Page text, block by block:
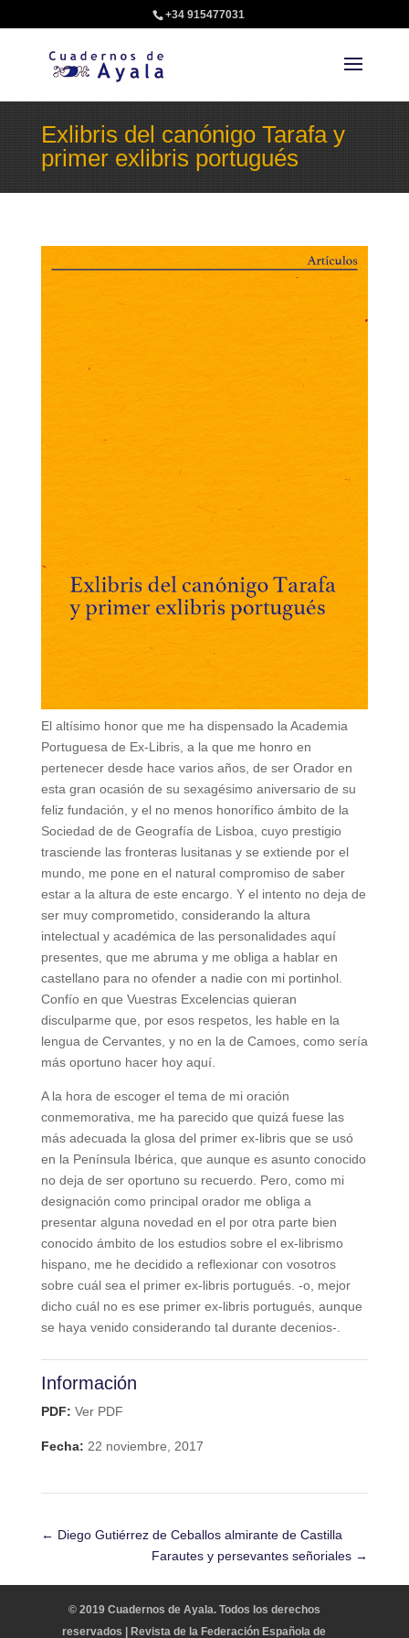
+34 915477031
Exlibris del canónigo Tarafa y
primer exlibris portugués
El altísimo honor que me ha dispensado la Academia
Portuguesa de Ex-Libris, a la que me honro en
pertenecer desde hace varios años, de ser Orador en
esta gran ocasión de su sexagésimo aniversario de su
feliz fundación, y el no menos honorífico ámbito de la
Sociedad de de Geografía de Lisboa, cuyo prestigio
trasciende las fronteras lusitanas y se extiende por el
mundo, me pone en el natural compromiso de saber
estar a la altura de este encargo. Y el intento no deja de
ser muy comprometido, considerando la altura
intelectual y académica de las personalidades aquí
presentes, que me abruma y me obliga a hablar en
castellano para no ofender a nadie con mi portinhol.
Confío en que Vuestras Excelencias quieran
disculparme que, por esos respetos, les hable en la
lengua de Cervantes, y no en la de Camoes, como sería
más oportuno hacer hoy aquí.
A la hora de escoger el tema de mi oración
conmemorativa, me ha parecido que quizá fuese las
más adecuada la glosa del primer ex-libris que se usó
en la Península Ibérica, que aunque es asunto conocido
no deja de ser oportuno su recuerdo. Pero, como mi
designación como principal orador me obliga a
presentar alguna novedad en el por otra parte bien
conocido ámbito de los estudios sobre el ex-librismo
hispano, me he decidido a reflexionar con vosotros
sobre cuál sea el primer ex-libris portugués. -o, mejor
dicho cuál no es ese primer ex-libris portugués, aunque
se haya venido considerando tal durante decenios-.
Información
PDF: Ver PDF
Fecha: 22 noviembre, 2017
← Diego Gutiérrez de Ceballos almirante de Castilla
Farautes y persevantes señoriales →
© 2019 Cuadernos de Ayala. Todos los derechos
reservados | Revista de la Federación Española de